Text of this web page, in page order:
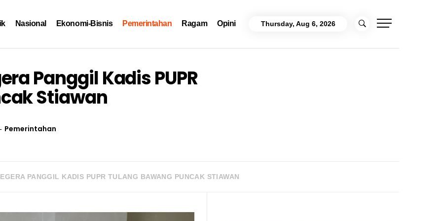
Nasional Ekonomi-Bisnis Pemerintahan Ragam Opini Thursday, Aug 6, 2026
Panggil Kadis PUPR
Stiawan
Pemerintahan
PANGGIL KADIS PUPR TULANG BAWANG PUNCAK STIAWAN